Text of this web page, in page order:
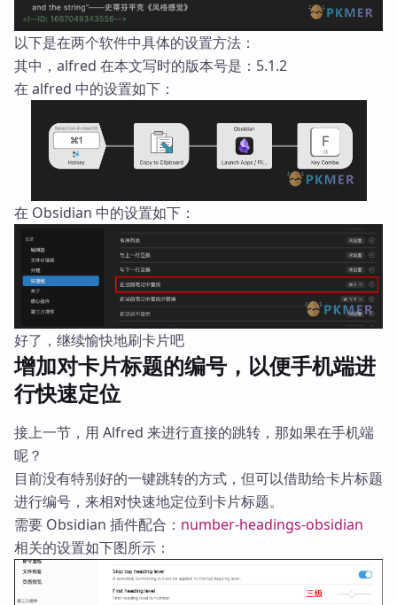
以下是在两个软件中具体的设置方法：
其中，alfred 在本文写时的版本号是：5.1.2
在 alfred 中的设置如下：
在 Obsidian 中的设置如下：
好了，继续愉快地刷卡片吧
增加对卡片标题的编号，以便手机端进
行快速定位
接上一节，用 Alfred 来进行直接的跳转，那如果在手机端
呢？
目前没有特别好的一键跳转的方式，但可以借助给卡片标题
进行编号，来相对快速地定位到卡片标题。
需要 Obsidian 插件配合： number-headings-obsidian
相关的设置如下图所示：